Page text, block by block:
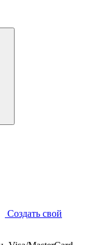
Создать свой